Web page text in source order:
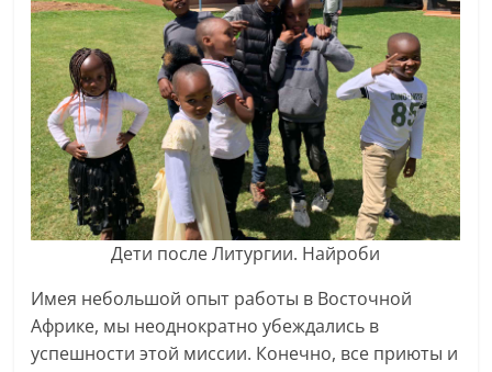
Дети после Литургии. Найроби
Имея небольшой опыт работы в Восточной
Африке, мы неоднократно убеждались в
успешности этой миссии. Конечно, все приюты и